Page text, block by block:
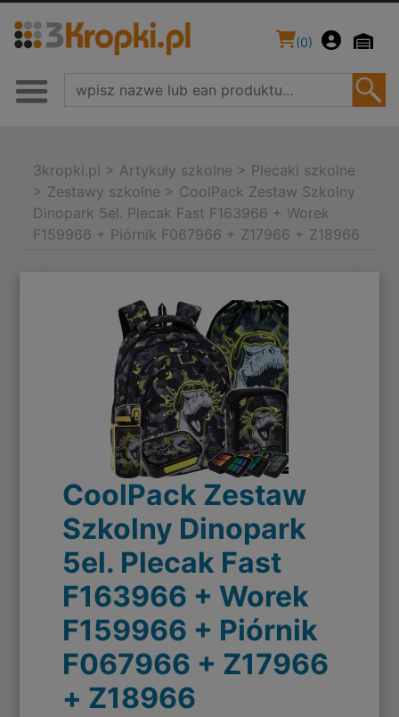
(0)
3kropki.pl > Artykuły szkolne > Plecaki szkolne
> Zestawy szkolne > CoolPack Zestaw Szkolny
Dinopark 5el. Plecak Fast F163966 + Worek
F159966 + Piórnik F067966 + Z17966 + Z18966
CoolPack Zestaw
Szkolny Dinopark
5el. Plecak Fast
F163966 + Worek
F159966 + Piórnik
F067966 + Z17966
+ Z18966